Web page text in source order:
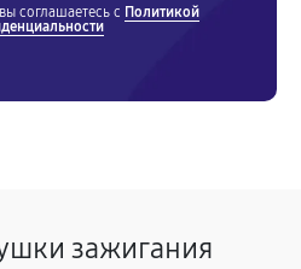
соглашаетесь с Политикой
зажигания